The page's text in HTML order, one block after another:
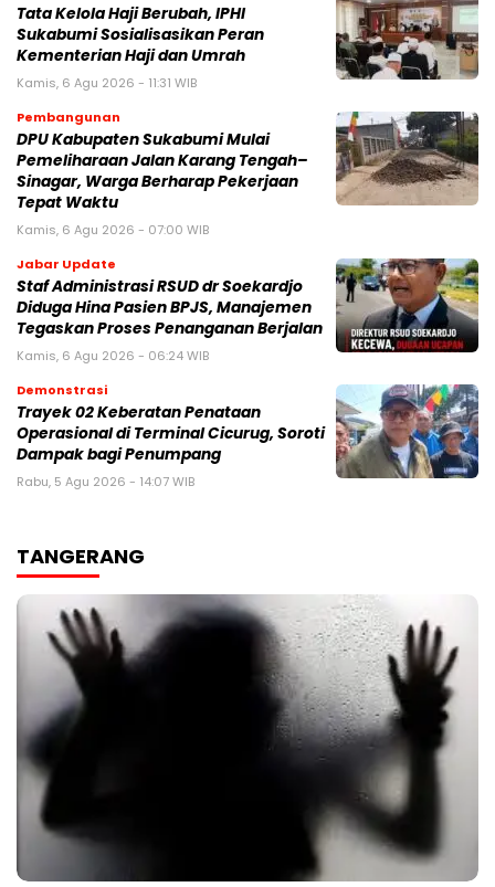
Tata Kelola Haji Berubah, IPHI
Sukabumi Sosialisasikan Peran
Kementerian Haji dan Umrah
Kamis, 6 Agu 2026 - 11:31 WIB
Pembangunan
‎DPU Kabupaten Sukabumi Mulai
Pemeliharaan Jalan Karang Tengah–
Sinagar, Warga Berharap Pekerjaan
Tepat Waktu
Kamis, 6 Agu 2026 - 07:00 WIB
Jabar Update
Staf Administrasi RSUD dr Soekardjo
Diduga Hina Pasien BPJS, Manajemen
Tegaskan Proses Penanganan Berjalan
Kamis, 6 Agu 2026 - 06:24 WIB
Demonstrasi
‎Trayek 02 Keberatan Penataan
Operasional di Terminal Cicurug, Soroti
Dampak bagi Penumpang
Rabu, 5 Agu 2026 - 14:07 WIB
TANGERANG